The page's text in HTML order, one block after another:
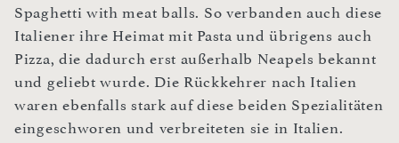
Spaghetti with meat balls. So verbanden auch diese
Italiener ihre Heimat mit Pasta und übrigens auch
Pizza, die dadurch erst außerhalb Neapels bekannt
und geliebt wurde. Die Rückkehrer nach Italien
waren ebenfalls stark auf diese beiden Spezialitäten
eingeschworen und verbreiteten sie in Italien.